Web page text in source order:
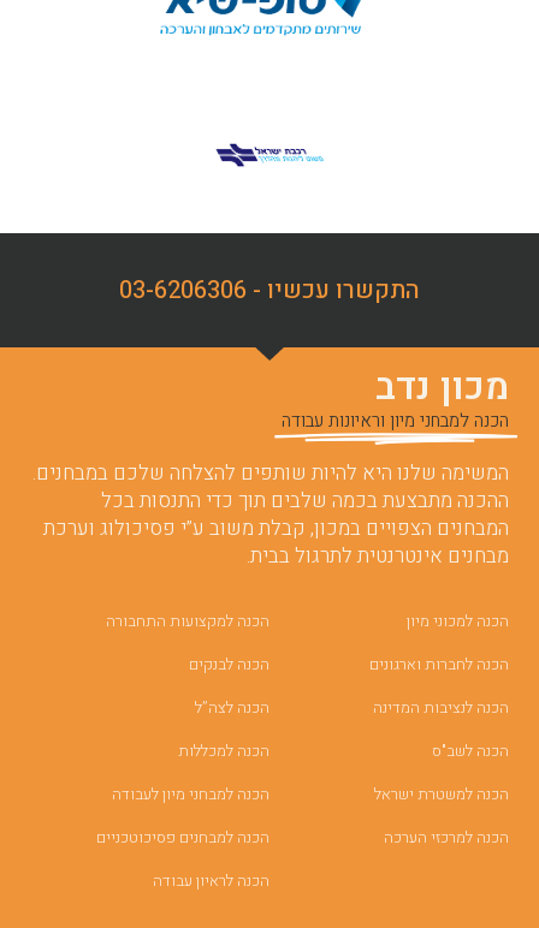
התקשרו עכשיו - 03-6206306
מכון נדב
הכנה למבחני מיון וראיונות עבודה
המשימה שלנו היא להיות שותפים להצלחה שלכם במבחנים.
ההכנה מתבצעת בכמה שלבים תוך כדי התנסות בכל
המבחנים הצפויים במכון, קבלת משוב ע”י פסיכולוג וערכת
מבחנים אינטרנטית לתרגול בבית.
הכנה למכוני מיון
הכנה לחברות וארגונים
הכנה לנציבות המדינה
הכנה לשב"ס
הכנה למשטרת ישראל
הכנה למרכזי הערכה
הכנה למקצועות התחבורה
הכנה לבנקים
הכנה לצה”ל
הכנה למכללות
הכנה למבחני מיון לעבודה
הכנה למבחנים פסיכוטכניים
הכנה לראיון עבודה